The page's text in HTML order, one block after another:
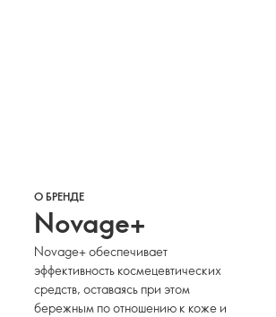
О БРЕНДЕ
Novage+
Novage+ обеспечивает
эффективность космецевтических
средств, оставаясь при этом
бережным по отношению к коже и